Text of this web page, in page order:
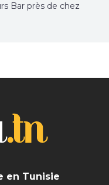
Bar près de chez
en Tunisie